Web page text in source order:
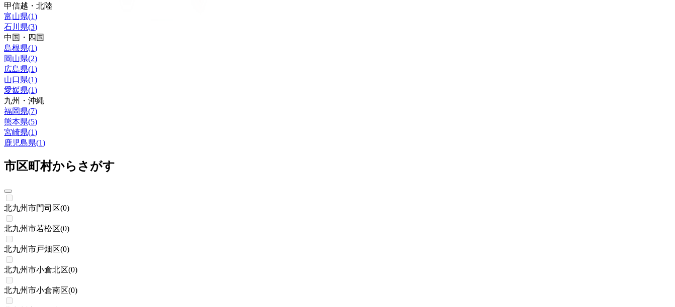
甲信越・北陸
富山県(1)
石川県(3)
中国・四国
島根県(1)
岡山県(2)
広島県(1)
山口県(1)
愛媛県(1)
九州・沖縄
福岡県(7)
熊本県(5)
宮崎県(1)
鹿児島県(1)
市区町村からさがす
北九州市門司区(0)
北九州市若松区(0)
北九州市戸畑区(0)
北九州市小倉北区(0)
北九州市小倉南区(0)